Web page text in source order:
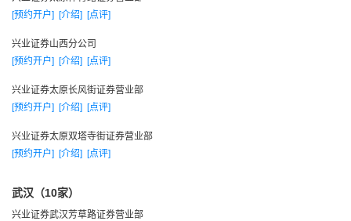
2001年，受托投资管理业务在下半年市场大幅下挫的系统
性风险下，风险控制不当，业务受挫，出席潜亏，公司经营压
力显现。
2001年公司股票主承销家数、主承销金额、股票基金交易
总额、净资产和净资本等5项指标跻身中国20强。
1月，召开工作研讨会，分2阶段分别在福州和上海召开。
3月，成立证券分析师委员会。
4月，召开工作会议，提出2002年工作思路与措施。
[预约开户] [介绍] [点评]
兴业证券山西分公司
[预约开户] [介绍] [点评]
兴业证券太原长风街证券营业部
[预约开户] [介绍] [点评]
兴业证券太原双塔寺街证券营业部
[预约开户] [介绍] [点评]
武汉（10家）
兴业证券武汉芳草路证券营业部